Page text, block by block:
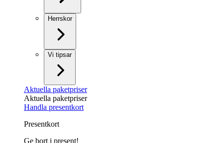
Herrskor
Vi tipsar
Aktuella paketpriser
Aktuella paketpriser
Handla presentkort
Presentkort
Ge bort i present!